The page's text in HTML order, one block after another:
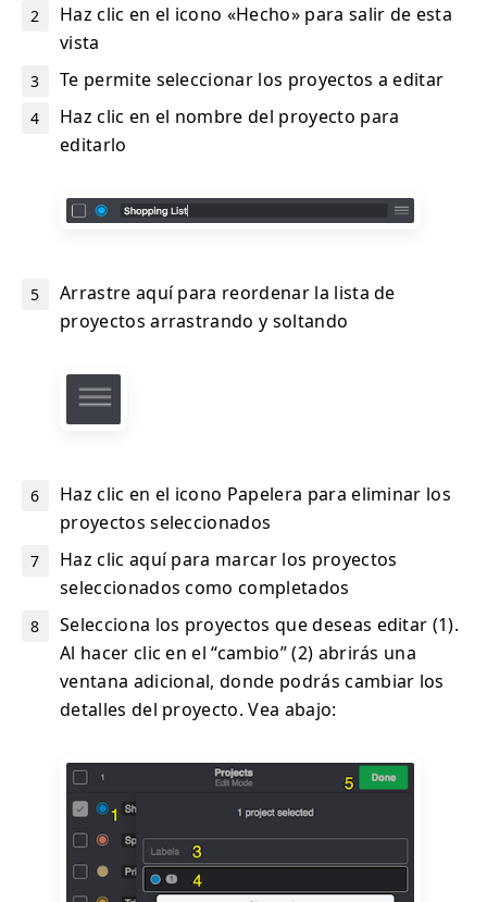
Haz clic en el icono «Hecho» para salir de esta
vista
Te permite seleccionar los proyectos a editar
Haz clic en el nombre del proyecto para
editarlo
Arrastre aquí para reordenar la lista de
proyectos arrastrando y soltando
Haz clic en el icono Papelera para eliminar los
proyectos seleccionados
Haz clic aquí para marcar los proyectos
seleccionados como completados
Selecciona los proyectos que deseas editar (1).
Al hacer clic en el “cambio” (2) abrirás una
ventana adicional, donde podrás cambiar los
detalles del proyecto. Vea abajo: